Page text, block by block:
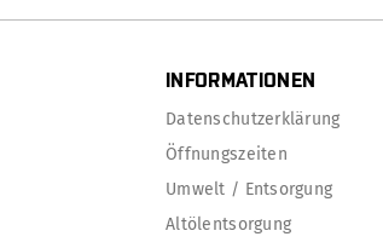
INFORMATIONEN
Datenschutzerklärung
Öffnungszeiten
Umwelt / Entsorgung
Altölentsorgung